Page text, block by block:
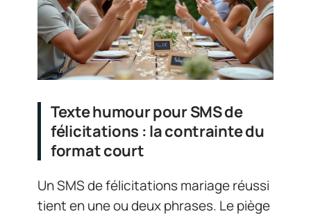
Texte humour pour SMS de
félicitations : la contrainte du
format court
Un SMS de félicitations mariage réussi
tient en une ou deux phrases. Le piège